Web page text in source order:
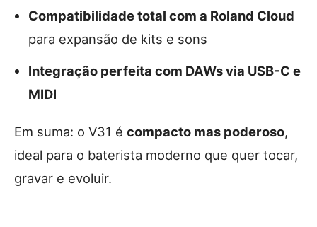
Compatibilidade total com a Roland Cloud
para expansão de kits e sons
Integração perfeita com DAWs via USB-C e
MIDI
Em suma: o V31 é compacto mas poderoso,
ideal para o baterista moderno que quer tocar,
gravar e evoluir.